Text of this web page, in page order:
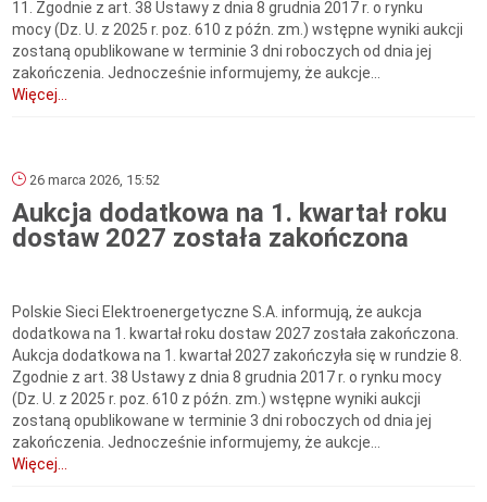
11. Zgodnie z art. 38 Ustawy z dnia 8 grudnia 2017 r. o rynku
mocy (Dz. U. z 2025 r. poz. 610 z późn. zm.) wstępne wyniki aukcji
zostaną opublikowane w terminie 3 dni roboczych od dnia jej
zakończenia. Jednocześnie informujemy, że aukcje...
Więcej...
26 marca 2026, 15:52
Aukcja dodatkowa na 1. kwartał roku
dostaw 2027 została zakończona
Polskie Sieci Elektroenergetyczne S.A. informują, że aukcja
dodatkowa na 1. kwartał roku dostaw 2027 została zakończona.
Aukcja dodatkowa na 1. kwartał 2027 zakończyła się w rundzie 8.
Zgodnie z art. 38 Ustawy z dnia 8 grudnia 2017 r. o rynku mocy
(Dz. U. z 2025 r. poz. 610 z późn. zm.) wstępne wyniki aukcji
zostaną opublikowane w terminie 3 dni roboczych od dnia jej
zakończenia. Jednocześnie informujemy, że aukcje...
Więcej...